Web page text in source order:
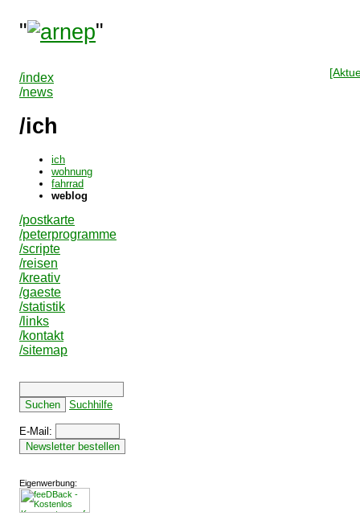
" "
/index
/news
/ich
ich
wohnung
fahrrad
weblog
/postkarte
/peterprogramme
/scripte
/reisen
/kreativ
/gaeste
/statistik
/links
/kontakt
/sitemap
Suchhilfe
E-Mail:
Eigenwerbung: